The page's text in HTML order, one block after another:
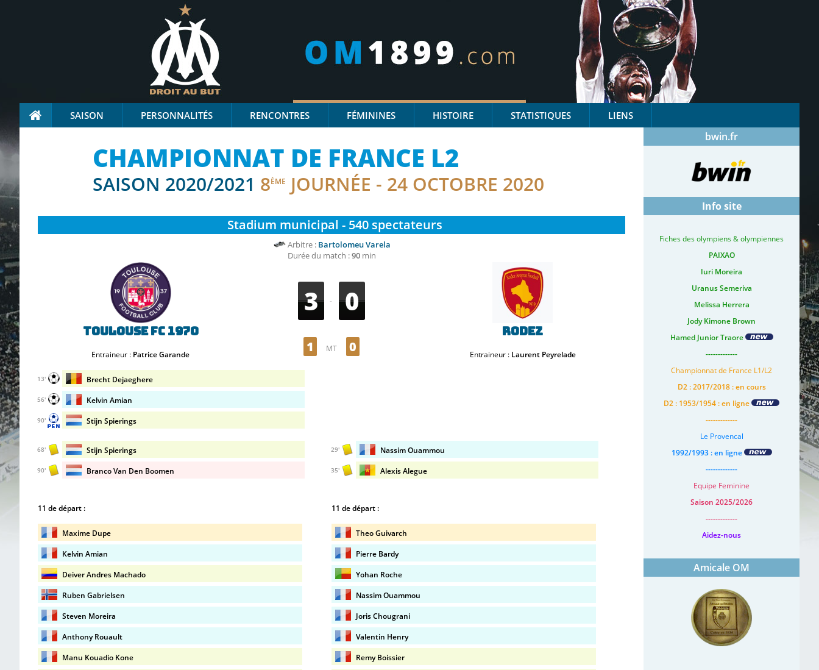
SAISON PERSONNALITÉS RENCONTRES FÉMININES HISTOIRE STATISTIQUES LIENS
CHAMPIONNAT DE FRANCE L2
SAISON 2020/2021 8ÈME JOURNÉE - 24 OCTOBRE 2020
Stadium municipal - 540 spectateurs
Arbitre : Bartolomeu Varela
Durée du match :90min
Toulouse FC 1970
Entraineur : Patrice Garande
3 - 0
1 MT 0
Rodez
Entraineur : Laurent Peyrelade
Brecht Dejaeghere
13'
Kelvin Amian
56'
Stijn Spierings
90'
Stijn Spierings
68'
Branco Van Den Boomen
90'
Nassim Ouammou
29'
Alexis Alegue
35'
11 de départ :
Maxime Dupe
Kelvin Amian
Deiver Andres Machado
Ruben Gabrielsen
Steven Moreira
Anthony Rouault
Manu Kouadio Kone
11 de départ :
Theo Guivarch
Pierre Bardy
Yohan Roche
Nassim Ouammou
Joris Chougrani
Valentin Henry
Remy Boissier
bwin.fr
Info site
Fiches des olympiens & olympiennes
PAIXAO
Iuri Moreira
Uranus Semeriva
Melissa Herrera
Jody Kimone Brown
Hamed Junior Traore
-------------
Championnat de France L1/L2
D2 : 2017/2018 : en cours
D2 : 1953/1954 : en ligne
-------------
Le Provencal
1992/1993 : en ligne
-------------
Equipe Feminine
Saison 2025/2026
-------------
Aidez-nous
Amicale OM